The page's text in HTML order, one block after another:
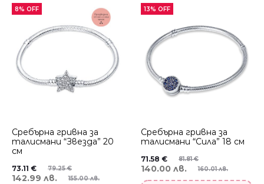
8% OFF
Сребърна гривна за
талисмани “Звезда” 20
см
79.25€
73.11 €
155.00 лв.
142.99 лв.
13% OFF
Сребърна гривна за
талисмани “Сила” 18 см
81.81€
71.58 €
160.01 лв.
140.00 лв.